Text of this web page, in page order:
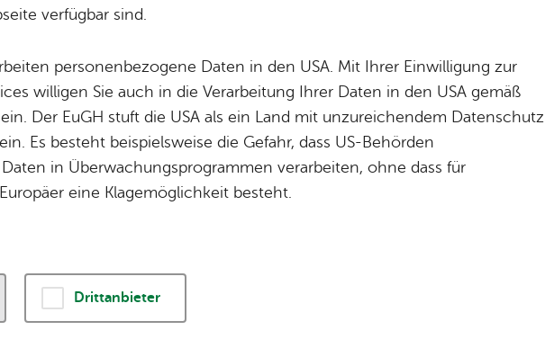
herzlich zur 4. Aufführung ein.
verfügbar sind.
personenbezogene Daten in den USA. Mit Ihrer Einwilligung zur
willigen Sie auch in die Verarbeitung Ihrer Daten in den USA gemäß
ein. Der EuGH stuft die USA als ein Land mit unzureichendem Datenschutz
Es besteht beispielsweise die Gefahr, dass US-Behörden
in Überwachungsprogrammen verarbeiten, ohne dass für
eine Klagemöglichkeit besteht.
Drittanbieter